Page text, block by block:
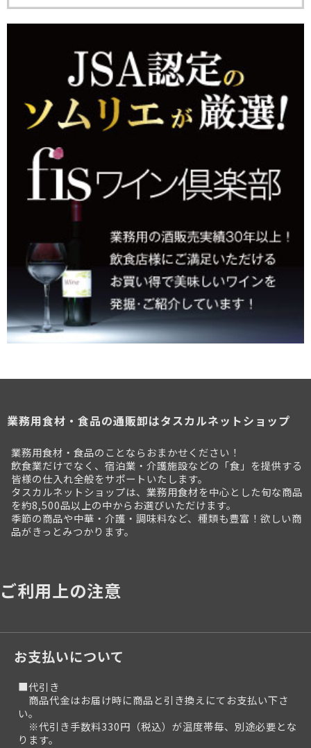
業務用食材・食品の通販卸はタスカルネットショップ
業務用食材・食品のことならおまかせください！
飲食業だけでなく、宿泊業・介護施設などの「食」を提供する
皆様の仕入れ全般をサポートいたします。
タスカルネットショップは、業務用食材を中心とした旬な商品
を約8,500品以上の中からお選びいただけます。
季節の商品や中華・介護・調味料など、種類も豊富！欲しい商
品がきっとみつかります。
ご利用上の注意
お支払いについて
■代引き
商品代金はお届け時に商品と引き換えにてお支払い下さ
い。
※代引き手数料330円（税込）が温度帯毎、別途必要とな
ります。